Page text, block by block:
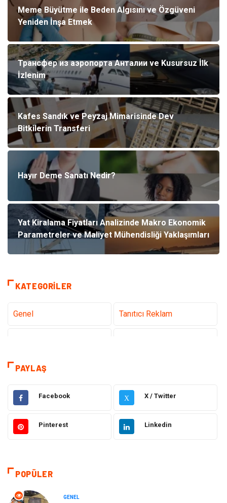
Meme Büyütme ile Beden Algısını ve Özgüveni
Yeniden İnşa Etmek
Трансфер из аэропорта Анталии ve Kusursuz İlk
İzlenim
Kafes Sandık ve Peyzaj Mimarisinde Dev
Bitkilerin Transferi
Hayır Deme Sanatı Nedir?
Yat Kiralama Fiyatları Analizinde Makro Ekonomik
Parametreler ve Maliyet Mühendisliği Yaklaşımları
KATEGORILER
Genel Tanıtıcı Reklam
Teknoloji & İnternet
Elektrik & Elektronik Dekorasyon
Güzellik ve Bakım Eğitim
Makine
Eğitim ve Kariyer
PAYLAŞ
Facebook X X / Twitter
Pinterest Linkedin
POPÜLER
GENEL